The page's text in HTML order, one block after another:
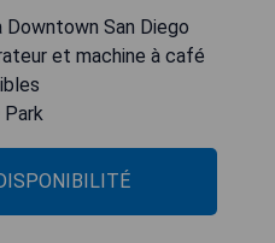
San Diego
et machine à café
Park